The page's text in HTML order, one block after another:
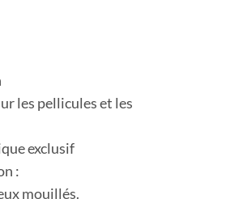
les pellicules et les
exclusif
:
mouillés.